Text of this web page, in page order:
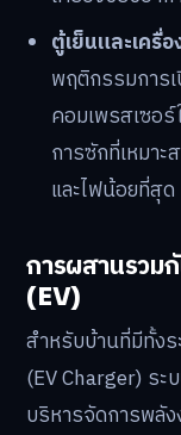
ตู้เย็นและเครื่
พฤติกรรมการ
คอมเพรสเซอ
การซักที่เหมา
และไฟน้อยที่สุด
การผสานรวม
(EV)
สำหรับบ้านที่มีทั้งร
(EV Charger) ร
บริหารจัดการพลัง